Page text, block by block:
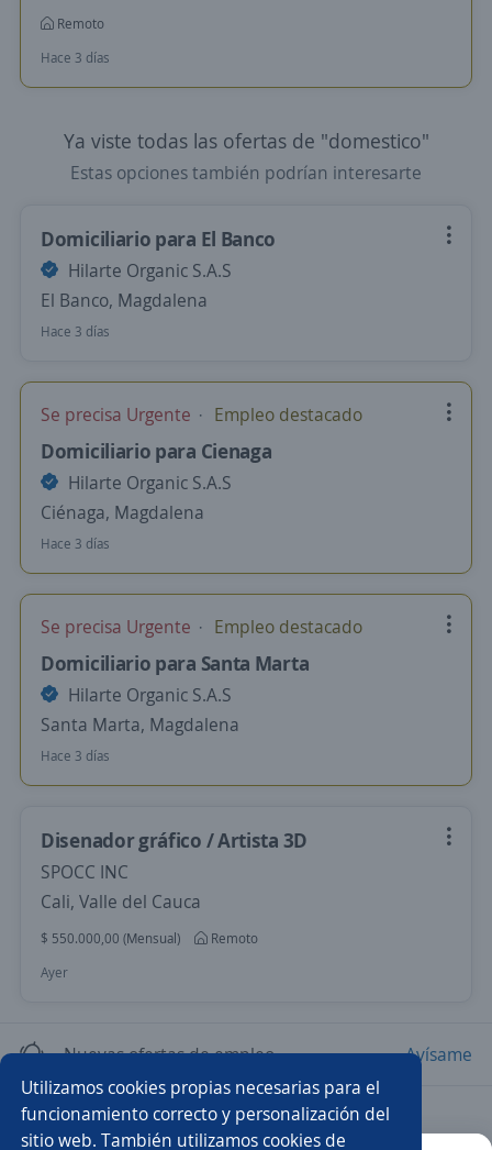
Utilizamos cookies propias necesarias para el
funcionamiento correcto y personalización del
sitio web. También utilizamos cookies de
Remoto
Hace 3 días
Ya viste todas las ofertas de "domestico"
Estas opciones también podrían interesarte
Domiciliario para El Banco
Hilarte Organic S.A.S
El Banco, Magdalena
Hace 3 días
Se precisa Urgente Empleo destacado
Domiciliario para Cienaga
Hilarte Organic S.A.S
Ciénaga, Magdalena
Hace 3 días
Se precisa Urgente Empleo destacado
Domiciliario para Santa Marta
Hilarte Organic S.A.S
Santa Marta, Magdalena
Hace 3 días
Disenador gráfico / Artista 3D
SPOCC INC
Cali, Valle del Cauca
$ 550.000,00 (Mensual)
Remoto
Ayer
Nuevas ofertas de empleo Avísame
Empleos similares